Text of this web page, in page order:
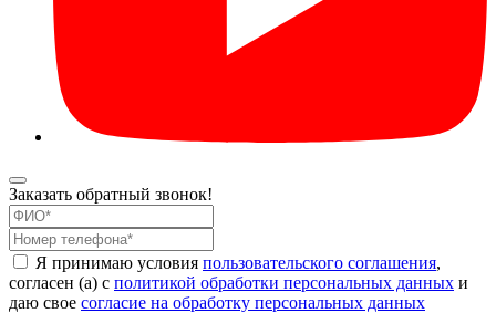
Заказать обратный звонок!
Я принимаю условия пользовательского соглашения,
согласен (а) с политикой обработки персональных данных и
даю свое согласие на обработку персональных данных